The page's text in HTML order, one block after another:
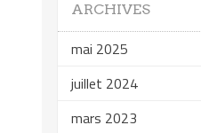
ARCHIVES
mai 2025
juillet 2024
mars 2023